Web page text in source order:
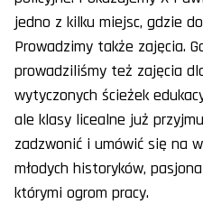
jedno z kilku miejsc, gdzie
Prowadzimy także zajęcia.
prowadziliśmy też zajęcia
wytyczonych ścieżek
ale klasy licealne już
zadzwonić i umówić się na
młodych historyków,
którymi ogrom pracy.